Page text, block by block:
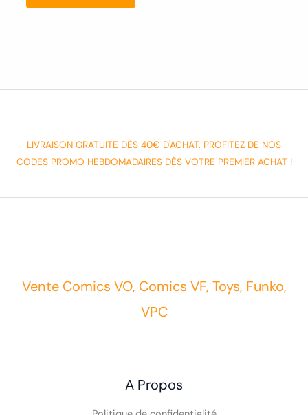
LIVRAISON GRATUITE DÈS 40€ D'ACHAT. PROFITEZ DE NOS
CODES PROMO HEBDOMADAIRES DÈS VOTRE PREMIER ACHAT !